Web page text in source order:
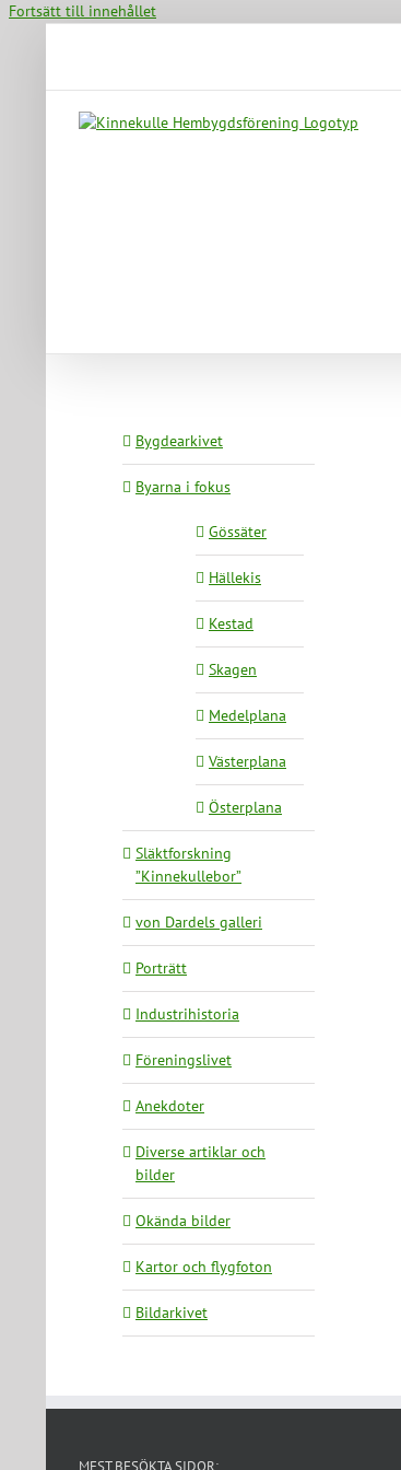
Fortsätt till innehållet
Bygdearkivet
Byarna i fokus
Gössäter
Hällekis
Kestad
Skagen
Medelplana
Västerplana
Österplana
Släktforskning
”Kinnekullebor”
von Dardels galleri
Porträtt
Industrihistoria
Föreningslivet
Anekdoter
Diverse artiklar och
bilder
Okända bilder
Kartor och flygfoton
Bildarkivet
MEST BESÖKTA SIDOR: